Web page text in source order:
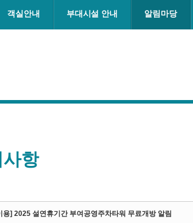
객실안내 부대시설 안내 알림마당
항
용] 2025 설연휴기간 부여공영주차타워 무료개방 알림